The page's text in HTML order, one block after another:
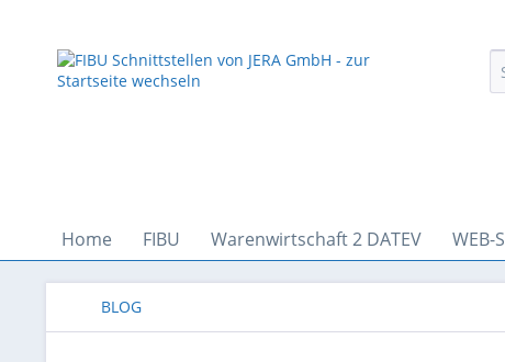
Home FIBU Warenwirtschaft 2 DATEV WEB-
BLOG